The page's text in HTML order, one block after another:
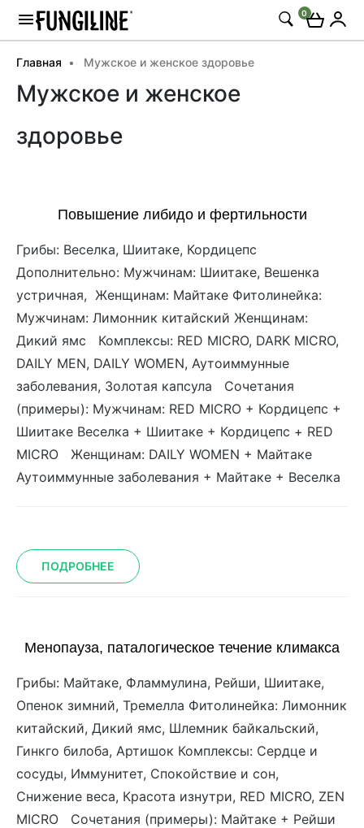
0
Главная Мужское и женское здоровье
Мужское и женское
здоровье
Повышение либидо и фертильности
Грибы: Веселка, Шиитаке, Кордицепс
Дополнительно: Мужчинам: Шиитаке, Вешенка
устричная, Женщинам: Майтаке Фитолинейка:
Мужчинам: Лимонник китайский Женщинам:
Дикий ямс Комплексы: RED MICRO, DARK MICRO,
DAILY MEN, DAILY WOMEN, Аутоиммунные
заболевания, Золотая капсула Сочетания
(примеры): Мужчинам: RED MICRO + Кордицепс +
Шиитаке Веселка + Шиитаке + Кордицепс + RED
MICRO Женщинам: DAILY WOMEN + Майтаке
Аутоиммунные заболевания + Майтаке + Веселка
ПОДРОБНЕЕ
Менопауза, паталогическое течение климакса
Грибы: Майтаке, Фламмулина, Рейши, Шиитаке,
Опенок зимний, Тремелла Фитолинейка: Лимонник
китайский, Дикий ямс, Шлемник байкальский,
Гинкго билоба, Артишок Комплексы: Сердце и
сосуды, Иммунитет, Спокойствие и сон,
Снижение веса, Красота изнутри, RED MICRO, ZEN
MICRO Сочетания (примеры): Майтаке + Рейши